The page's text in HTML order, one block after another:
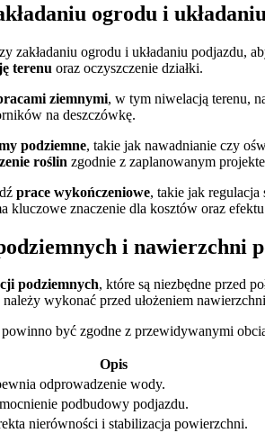
ogrodu i
zakładaniu ogrodu i układaniu podjazdu,
terenu oraz oczyszczenie działki.
ziemnymi, w tym niwelacją terenu,
na deszczówkę.
podziemne, takie jak nawadnianie czy
roślin zgodnie z zaplanowanym
prace wykończeniowe, takie jak regulacja
kluczowe znaczenie dla kosztów oraz
i nawierzchni
podziemnych, które są niezbędne przed
wykonać przed ułożeniem
powinno być zgodne z przewidywanymi
Opis
odprowadzenie wody.
podbudowy podjazdu.
nierówności i stabilizacja powierzchni.